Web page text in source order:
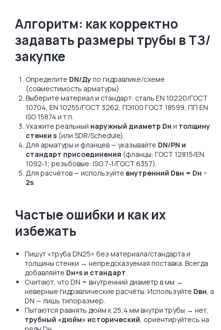
Алгоритм: как корректно
задавать размеры трубы в ТЗ/
закупке
Определите DN/Дупо гидравлике/схеме
(совместимость арматуры).
Выберите материал и стандарт: сталь EN 10220/ГОСТ
10704, EN 10255/ГОСТ 3262, ПЭ100 ГОСТ 18599, ПП EN
ISO 15874 и т.п.
Укажите реальный наружный диаметр Dн и толщину
стенки s (или SDR/Schedule).
Для арматуры и фланцев — указывайте DN/PN и
стандарт присоединения (фланцы: ГОСТ 12815/EN
1092‑1; резьбовые: ISO 7‑1/ГОСТ 6357).
Для расчётов — используйте внутренний Dвн = Dн −
2s.
Частые ошибки и как их
избежать
Пишут «труба DN25» без материала/стандарта и
толщины стенки → непредсказуемая поставка. Всегда
добавляйте Dн×s и стандарт.
Считают, что DN = внутренний диаметр в мм →
неверные гидравлические расчёты. Используйте Dвн, а
DN — лишь типоразмер.
Пытаются равнять дюйм к 25,4 мм внутри трубы → нет,
трубный «дюйм» исторический, ориентируйтесь на